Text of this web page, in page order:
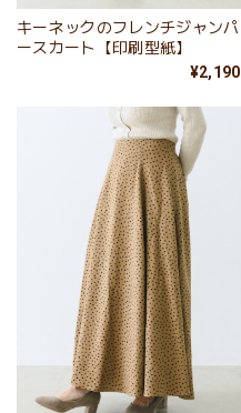
キーネックのフレンチジャンパ
ースカート【印刷型紙】
¥2,190